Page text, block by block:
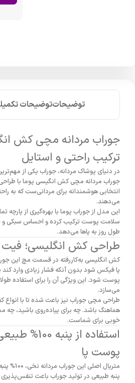
توضیحاتتوضیحات
جوراب مردانه مچی کش
ترکیب راحتی و استایل
در دنیای پوشاک مردانه، جوراب یکی از
جوراب مردانه مچی کش انگیسی پوما با
انتخابی هوشمندانه برای مردانی‌ست که به
می‌دهند.
این مدل از جوراب پوما با بهره‌گیری از پارچه
سلامت پوست ترکیب کرده و احساس سبکی و
طول روز به پاها می‌دهد.
طراحی کش انگلیسی؛ فیت
کش انگلیسی به‌کاررفته در قسمت مچ این
پا فیکس شود بدون آنکه فشار زیادی وارد کند
پوست شود. این ویژگی آن را برای استفاده
می‌سازد.
طراحی مچی جوراب نیز باعث شده تا با
هماهنگ باشد. چه برای پیاده‌روی باشید، چه
خوبی برای شماست.
استفاده از
پوست پا
متریال
پنبه طبیعی در تولید جوراب باعث